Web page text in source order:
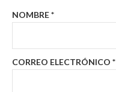
NOMBRE*
CORREO ELECTRÓNICO *